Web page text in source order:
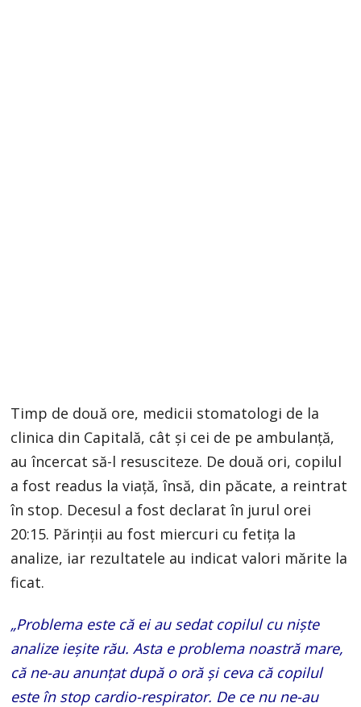
Timp de două ore, medicii stomatologi de la
clinica din Capitală, cât şi cei de pe ambulanţă,
au încercat să-l resusciteze. De două ori, copilul
a fost readus la viaţă, însă, din păcate, a reintrat
în stop. Decesul a fost declarat în jurul orei
20:15. Părinţii au fost miercuri cu fetiţa la
analize, iar rezultatele au indicat valori mărite la
ficat.
„Problema este că ei au sedat copilul cu niște
analize ieșite rău. Asta e problema noastră mare,
că ne-au anunțat după o oră și ceva că copilul
este în stop cardio-respirator. De ce nu ne-au